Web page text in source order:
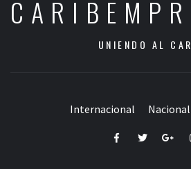
UNIENDO AL
Internacional Nacional
FacebookTwitter